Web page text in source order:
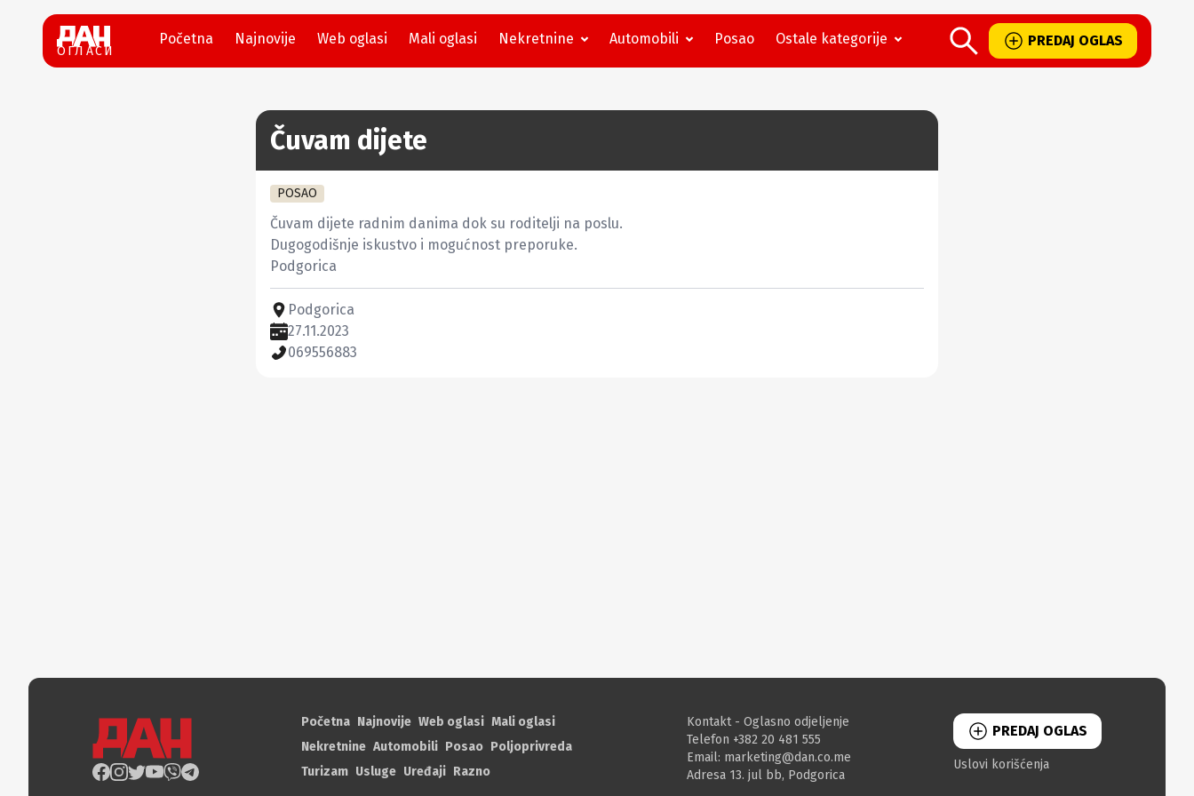
ОГЛАСИ
Početna Najnovije Web oglasi Mali oglasi Nekretnine Automobili Posao Ostale kategorije PREDAJ OGLAS
Čuvam dijete
POSAO
Čuvam dijete radnim danima dok su roditelji na poslu.
Dugogodišnje iskustvo i mogućnost preporuke.
Podgorica
Podgorica
27.11.2023
069556883
Početna Najnovije Web oglasi Mali oglasi
Nekretnine Automobili Posao Poljoprivreda
Turizam Usluge Uređaji Razno
Kontakt - Oglasno odjeljenje
Telefon +382 20 481 555
Email: marketing@dan.co.me
Adresa 13. jul bb, Podgorica
PREDAJ OGLAS
Uslovi korišćenja